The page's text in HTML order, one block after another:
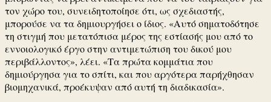
τον χώρο του, συνειδητοποίησε ότι, ως σχεδιαστής,
μπορούσε να τα δημιουργήσει ο ίδιος. «Αυτό σηματοδότησε
τη στιγμή που μετατόπισα μέρος της εστίασής μου από το
εννοιολογικό έργο στην αντιμετώπιση του δικού μου
περιβάλλοντος», λέει. «Τα πρώτα κομμάτια που
δημιούργησα για το σπίτι, και που αργότερα παρήχθησαν
βιομηχανικά, προέκυψαν από αυτή τη διαδικασία».